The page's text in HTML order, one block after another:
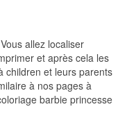
Vous allez localiser
et après cela les
children et leurs parents
à nos pages à
barbie princesse